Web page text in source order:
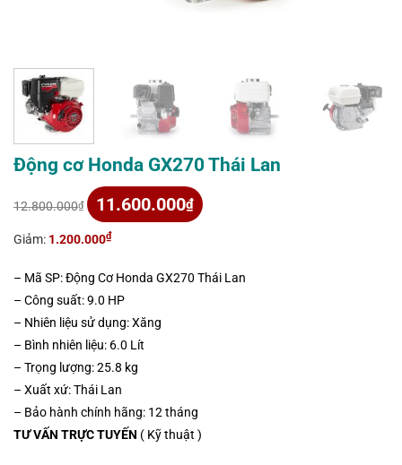
Động cơ Honda GX270 Thái Lan
12.800.000₫
gốc
là:
12.800.000₫.
11.600.000₫
hiện
tại
là:
Giảm: 1.200.000₫
– Mã SP: Động Cơ Honda GX270 Thái Lan
– Công suất: 9.0 HP
– Nhiên liệu sử dụng: Xăng
– Bình nhiên liệu: 6.0 Lít
– Trọng lượng: 25.8 kg
– Xuất xứ: Thái Lan
– Bảo hành chính hãng: 12 tháng
TƯ VẤN TRỰC TUYẾN ( Kỹ thuật )